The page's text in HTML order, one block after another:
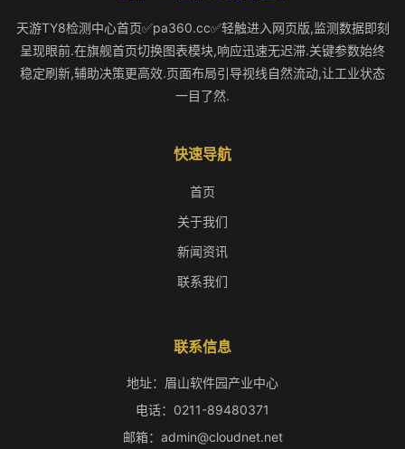
天游TY8检测中心首页✅pa360.cc✅轻触进入网页版,监测数据即刻
呈现眼前.在旗舰首页切换图表模块,响应迅速无迟滞.关键参数始终
稳定刷新,辅助决策更高效.页面布局引导视线自然流动,让工业状态
一目了然.
快速导航
首页
关于我们
新闻资讯
联系我们
联系信息
地址：眉山软件园产业中心
电话：0211-89480371
邮箱：admin@cloudnet.net